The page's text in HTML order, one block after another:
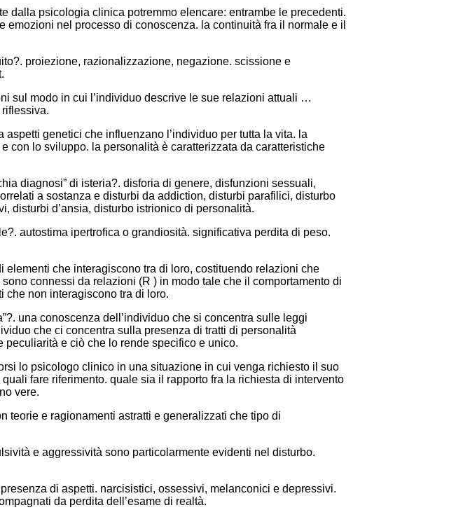
dalla psicologia clinica potremmo elencare: entrambe le precedenti.
nel processo di conoscenza. la continuità fra il normale e il
proiezione, razionalizzazione, negazione. scissione e
sul modo in cui l’individuo descrive le sue relazioni attuali …
genetici che influenzano l’individuo per tutta la vita. la
con lo sviluppo. la personalità è caratterizzata da caratteristiche
diagnosi” di isteria?. disforia di genere, disfunzioni sessuali,
a sostanza e disturbi da addiction, disturbi parafilici, disturbo
disturbi d’ansia, disturbo istrionico di personalità.
autostima ipertrofica o grandiosità. significativa perdita di peso.
che interagiscono tra di loro, costituendo relazioni che
connessi da relazioni (R ) in modo tale che il comportamento di
che non interagiscono tra di loro.
una conoscenza dell’individuo che si concentra sulle leggi
che ci concentra sulla presenza di tratti di personalità
e ciò che lo rende specifico e unico.
lo psicologo clinico in una situazione in cui venga richiesto il suo
fare riferimento. quale sia il rapporto fra la richiesta di intervento
vere.
teorie e ragionamenti astratti e generalizzati che tipo di
e aggressività sono particolarmente evidenti nel disturbo.
di aspetti. narcisistici, ossessivi, melanconici e depressivi.
da perdita dell’esame di realtà.